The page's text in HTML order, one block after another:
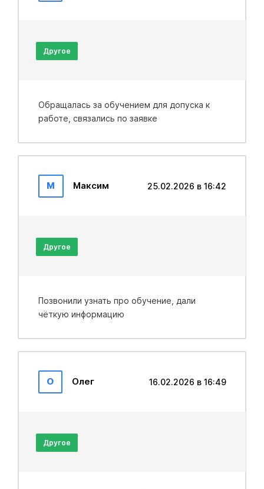
Другое
Обращалась за обучением для допуска к
работе, связались по заявке
М Максим 25.02.2026 в 16:42
Другое
Позвонили узнать про обучение, дали
чёткую информацию
О Олег 16.02.2026 в 16:49
Другое